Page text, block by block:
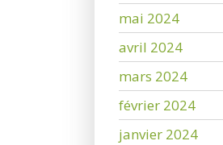
mai 2024
avril 2024
mars 2024
février 2024
janvier 2024